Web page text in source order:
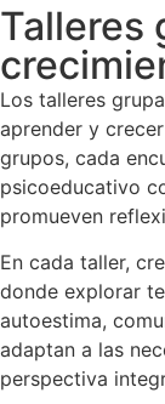
Talleres
Los talleres
aprender y
grupos, cada
psicoeducativo
promueven
En cada taller,
donde explorar
autoestima,
adaptan a las
perspectiva